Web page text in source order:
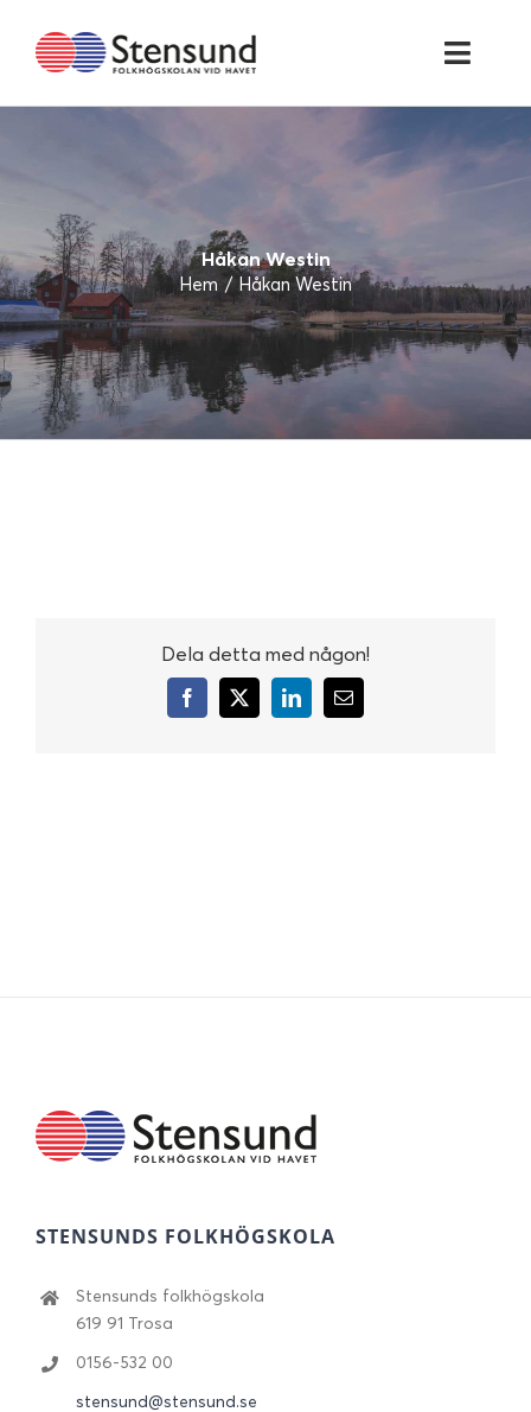
innehållet
UTBILDNINGAR
MAT & KONFERENS
OM STENSUND
Håkan Westin
Hem Håkan Westin
Dela detta med någon!
Facebook
X LinkedIn
E-
STENSUNDS FOLKHÖGSKOLA
Stensunds folkhögskola
619 91 Trosa
0156-532 00
stensund@stensund.se